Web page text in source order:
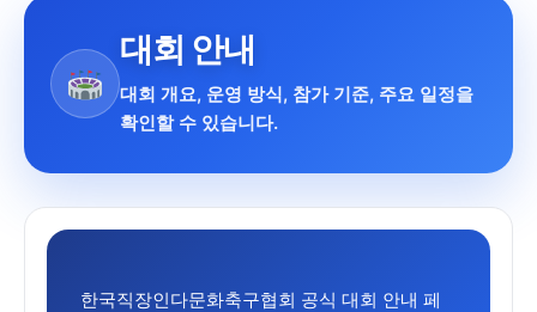
대회 안내
대회 개요, 운영 방식, 참가 기준, 주요 일정을
확인할 수 있습니다.
한국직장인다문화축구협회 공식 대회 안내 페